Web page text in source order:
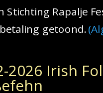
Rapalje
getoond.
2026 Irish